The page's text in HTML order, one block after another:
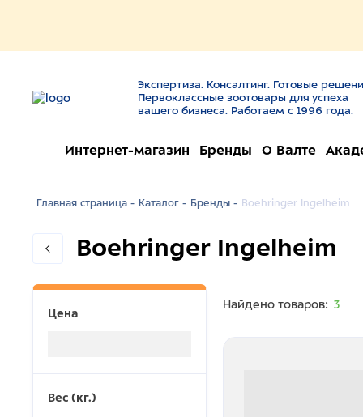
Экспертиза. Консалтинг. Готовые
Первоклассные зоотовары для успеха
вашего бизнеса. Работаем с 1996 года.
Интернет-магазин Бренды О Валте
Главная страница - Каталог - Бренды - Boehringer Ingelheim
Boehringer Ingelheim
Цена
Вес (кг.)
Найдено товаров: 3